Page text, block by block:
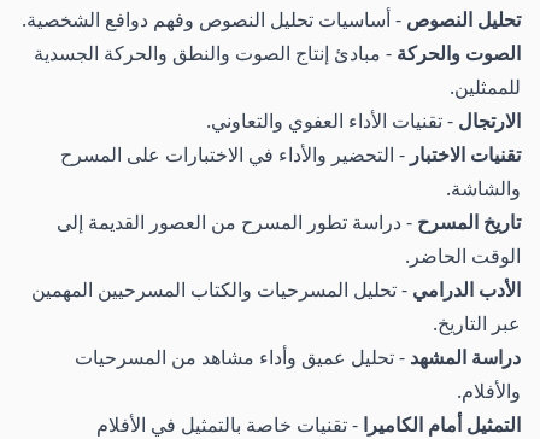
تحليل النصوص - أساسيات تحليل النصوص وفهم دوافع الشخصية.
الصوت والحركة - مبادئ إنتاج الصوت والنطق والحركة الجسدية
للممثلين.
الارتجال - تقنيات الأداء العفوي والتعاوني.
تقنيات الاختبار - التحضير والأداء في الاختبارات على المسرح
والشاشة.
تاريخ المسرح - دراسة تطور المسرح من العصور القديمة إلى
الوقت الحاضر.
الأدب الدرامي - تحليل المسرحيات والكتاب المسرحيين المهمين
عبر التاريخ.
دراسة المشهد - تحليل عميق وأداء مشاهد من المسرحيات
والأفلام.
التمثيل أمام الكاميرا - تقنيات خاصة بالتمثيل في الأفلام